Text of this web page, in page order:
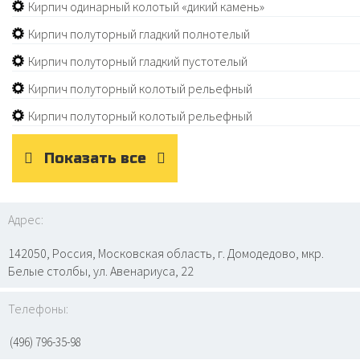
Кирпич одинарный колотый «дикий камень»
Кирпич полуторный гладкий полнотелый
Кирпич полуторный гладкий пустотелый
Кирпич полуторный колотый рельефный
Кирпич полуторный колотый рельефный
Показать все
Адрес:
142050, Россия, Московская область, г. Домодедово, мкр.
Белые столбы, ул. Авенариуса, 22
Телефоны:
(496) 796-35-98